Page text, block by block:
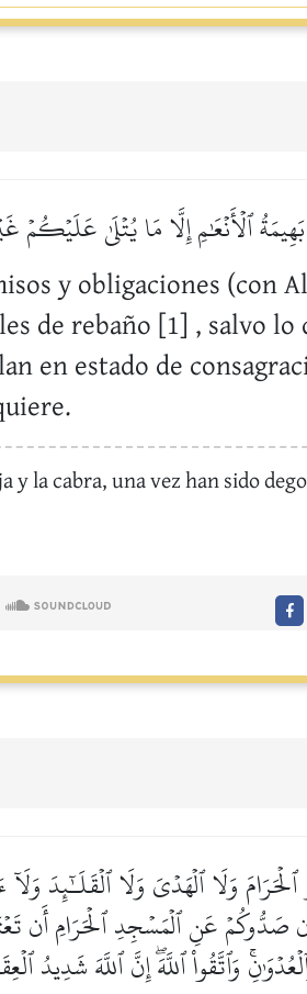
ٱلۡأَنۡعَٰمِ إِلَّا مَا يُتۡلَىٰ
y obligaciones (con
de rebaño [1] , salvo lo
en estado de
y la cabra, una vez han sido
ٱلۡحَرَامَ وَلَا ٱلۡهَدۡيَ وَلَا
عَنِ ٱلۡمَسۡجِدِ ٱلۡحَرَامِ أَن
وَٱتَّقُواْ ٱللَّهَۖ إِنَّ ٱللَّهَ شَدِيدُ